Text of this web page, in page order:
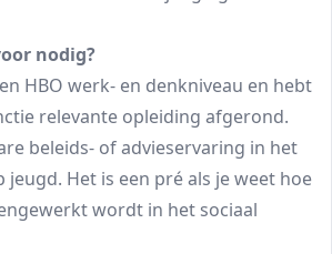
nodig?
HBO werk- en denkniveau en hebt
relevante opleiding afgerond.
beleids- of advieservaring in het
jeugd. Het is een pré als je weet hoe
wordt in het sociaal